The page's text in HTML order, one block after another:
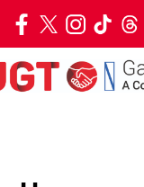
Ir o contido principal